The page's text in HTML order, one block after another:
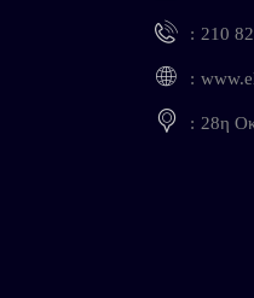
210
28η